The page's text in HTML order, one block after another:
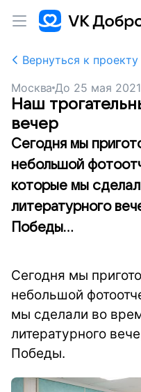
Вернуться к проекту
Москва До 25 мая 2021
Наш
вечер
Сегодня мы
небольшой
которые мы
литературного
Победы...
Сегодня мы
небольшой
мы сделали во
литературного
Победы.